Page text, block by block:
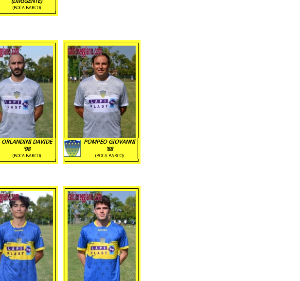
(BOCA BARCO)
ORLANDINI DAVIDE
'98
(BOCA BARCO)
POMPEO GIOVANNI
'88
(BOCA BARCO)